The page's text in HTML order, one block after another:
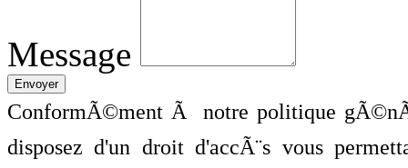
Message
ConformÃ©ment Ã notre politique
disposez d'un droit d'accÃ¨s vous